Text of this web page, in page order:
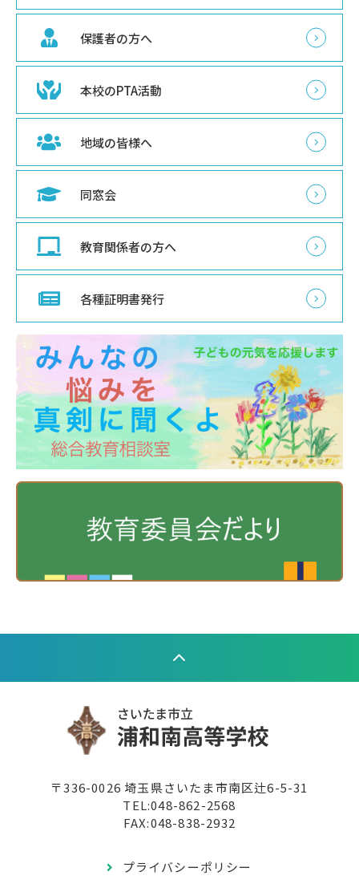
保護者の方へ
本校のPTA活動
地域の皆様へ
同窓会
教育関係者の方へ
各種証明書発行
〒336-0026 埼玉県さいたま市南区辻6-5-31
TEL:048-862-2568
FAX:048-838-2932
プライバシーポリシー